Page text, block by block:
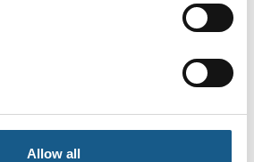
Allow all
på udstillerens stand på messen